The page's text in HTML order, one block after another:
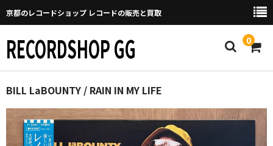
京都のレコードショップ レコードの販売と買取
RECORDSHOP GG 0
Home
マイページ
GGについて
BILL LaBOUNTY / RAIN IN MY LIFE